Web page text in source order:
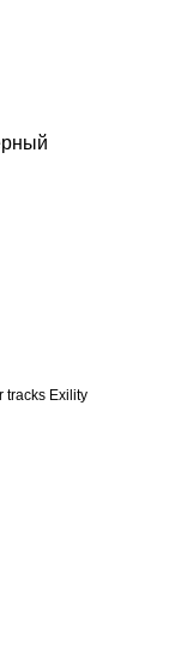
tracks Exility